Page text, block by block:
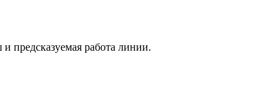
предсказуемая работа линии.